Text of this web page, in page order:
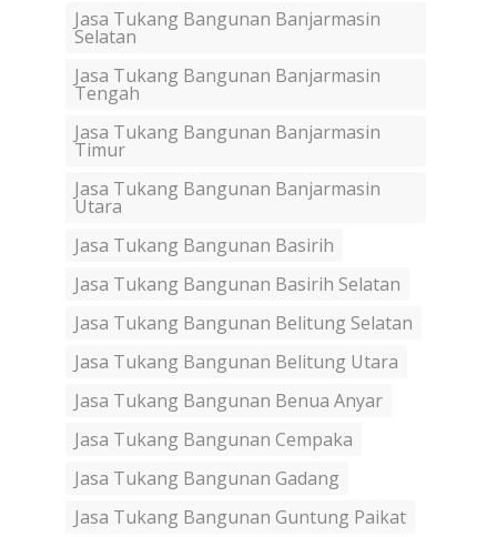
Jasa Tukang Bangunan Banjarmasin
Selatan
Jasa Tukang Bangunan Banjarmasin
Tengah
Jasa Tukang Bangunan Banjarmasin
Timur
Jasa Tukang Bangunan Banjarmasin
Utara
Jasa Tukang Bangunan Basirih
Jasa Tukang Bangunan Basirih Selatan
Jasa Tukang Bangunan Belitung Selatan
Jasa Tukang Bangunan Belitung Utara
Jasa Tukang Bangunan Benua Anyar
Jasa Tukang Bangunan Cempaka
Jasa Tukang Bangunan Gadang
Jasa Tukang Bangunan Guntung Paikat